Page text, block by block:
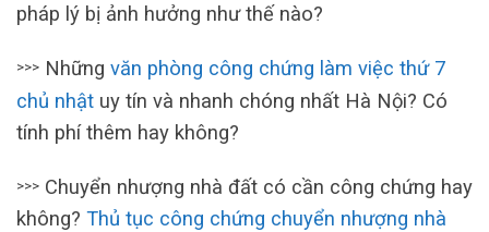
pháp lý bị ảnh hưởng như thế nào?
>>> Những văn phòng công chứng làm việc thứ 7
chủ nhật uy tín và nhanh chóng nhất Hà Nội? Có
tính phí thêm hay không?
>>> Chuyển nhượng nhà đất có cần công chứng hay
không? Thủ tục công chứng chuyển nhượng nhà